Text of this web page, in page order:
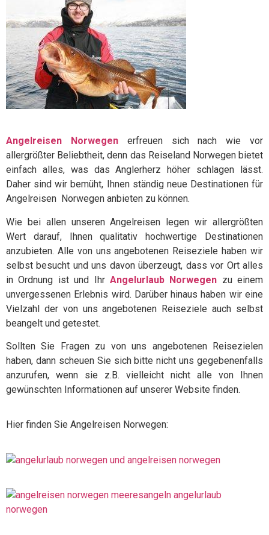
Angelreisen Norwegenerfreuen sich nach wie vor
allergrößter Beliebtheit, denn das Reiseland Norwegen bietet
einfach alles, was das Anglerherz höher schlagen lässt.
Daher sind wir bemüht, Ihnen ständig neue Destinationen für
Angelreisen Norwegen anbieten zu können.
Wie bei allen unseren Angelreisen legen wir allergrößten
Wert darauf, Ihnen qualitativ hochwertige Destinationen
anzubieten. Alle von uns angebotenen Reiseziele haben wir
selbst besucht und uns davon überzeugt, dass vor Ort alles
in Ordnung ist und Ihr Angelurlaub Norwegen zu einem
unvergessenen Erlebnis wird. Darüber hinaus haben wir eine
Vielzahl der von uns angebotenen Reiseziele auch selbst
beangelt und getestet.
Sollten Sie Fragen zu von uns angebotenen Reisezielen
haben, dann scheuen Sie sich bitte nicht uns gegebenenfalls
anzurufen, wenn sie z.B. vielleicht nicht alle von Ihnen
gewünschten Informationen auf unserer Website finden.
Hier finden Sie Angelreisen Norwegen: